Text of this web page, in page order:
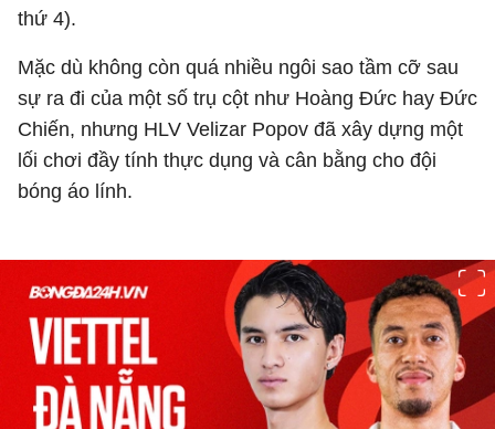
thứ 4).
Mặc dù không còn quá nhiều ngôi sao tầm cỡ sau
sự ra đi của một số trụ cột như Hoàng Đức hay Đức
Chiến, nhưng HLV Velizar Popov đã xây dựng một
lối chơi đầy tính thực dụng và cân bằng cho đội
bóng áo lính.